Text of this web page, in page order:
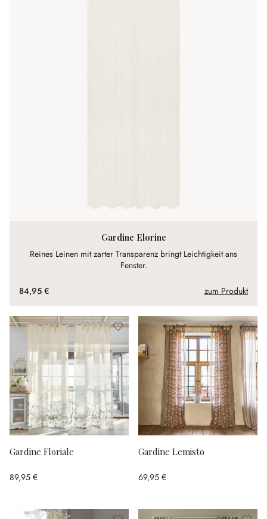
Gardine Elorine
Reines Leinen mit zarter Transparenz bringt Leichtigkeit ans
Fenster.
84,95 € zum Produkt
Gardine Floriale
89,95 €
Gardine Lemisto
69,95 €